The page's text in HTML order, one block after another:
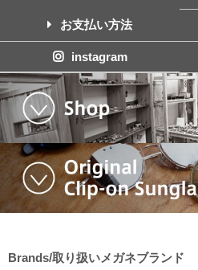
お支払い方法
instagram
Brands/取り扱いメガネブランド